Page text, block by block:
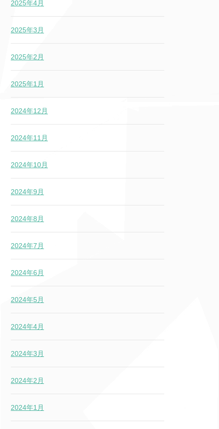
2025年4月
2025年3月
2025年2月
2025年1月
2024年12月
2024年11月
2024年10月
2024年9月
2024年8月
2024年7月
2024年6月
2024年5月
2024年4月
2024年3月
2024年2月
2024年1月